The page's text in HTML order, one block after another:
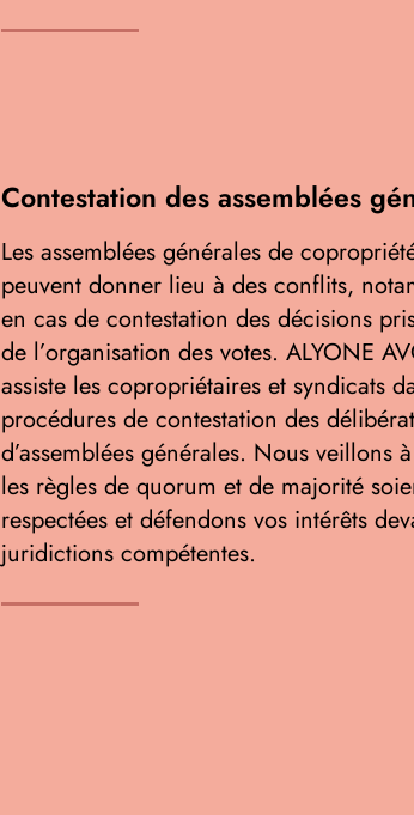
Contestation des assemblées
Les assemblées générales de
peuvent donner lieu à des conflits,
en cas de contestation des décisions
de l’organisation des votes. ALYONE
assiste les copropriétaires et syndicats
procédures de contestation des
d’assemblées générales. Nous veillons
les règles de quorum et de majorité
respectées et défendons vos intérêts
juridictions compétentes.